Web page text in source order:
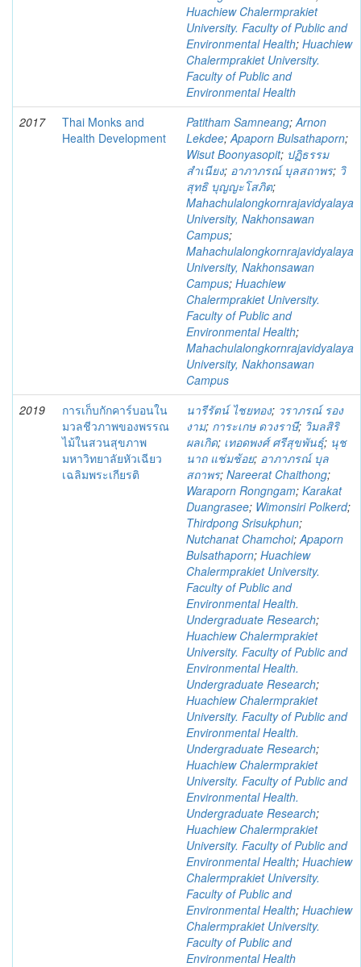
Huachiew Chalermprakiet
University. Faculty of Public and
Environmental Health; Huachiew
Chalermprakiet University.
Faculty of Public and
Environmental Health
2017
Thai Monks and
Health Development
Patitham Samneang;Arnon
Lekdee;Apaporn Bulsathaporn;
Wisut Boonyasopit; ปฏิธรรม
สำเนียง; อาภาภรณ์ บุลสถาพร; วิ
สุทธิ บุญญะโสภิต;
Mahachulalongkornrajavidyalaya
University, Nakhonsawan
Campus;
Mahachulalongkornrajavidyalaya
University, Nakhonsawan
Campus; Huachiew
Chalermprakiet University.
Faculty of Public and
Environmental Health;
Mahachulalongkornrajavidyalaya
University, Nakhonsawan
Campus
2019
การเก็บกักคาร์บอนใน
มวลชีวภาพของพรรณ
ไม้ในสวนสุขภาพ
มหาวิทยาลัยหัวเฉียว
เฉลิมพระเกียรติ
นารีรัตน์ ไชยทอง; วราภรณ์ รอง
งาม; การะเกษ ดวงราษี; วิมลสิริ
ผลเกิด; เทอดพงศ์ ศรีสุขพันธุ์; นุช
นาถ แช่มช้อย; อาภาภรณ์ บุล
สถาพร; Nareerat Chaithong;
Waraporn Rongngam; Karakat
Duangrasee; Wimonsiri Polkerd;
Thirdpong Srisukphun;
Nutchanat Chamchoi;Apaporn
Bulsathaporn; Huachiew
Chalermprakiet University.
Faculty of Public and
Environmental Health.
Undergraduate Research;
Huachiew Chalermprakiet
University. Faculty of Public and
Environmental Health.
Undergraduate Research;
Huachiew Chalermprakiet
University. Faculty of Public and
Environmental Health.
Undergraduate Research;
Huachiew Chalermprakiet
University. Faculty of Public and
Environmental Health.
Undergraduate Research;
Huachiew Chalermprakiet
University. Faculty of Public and
Environmental Health; Huachiew
Chalermprakiet University.
Faculty of Public and
Environmental Health; Huachiew
Chalermprakiet University.
Faculty of Public and
Environmental Health